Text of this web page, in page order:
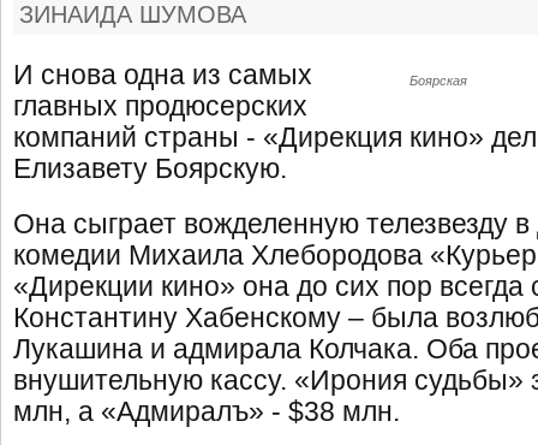
ЗИНАИДА ШУМОВА
Боярская
И снова одна из самых
главных продюсерских
компаний страны - «Дирекция кино»
Елизавету Боярскую.
Она сыграет вожделенную телезвезду в
комедии Михаила Хлебородова
«Дирекции кино» она до сих пор всегда
Константину Хабенскому – была
Лукашина и адмирала Колчака. Оба
внушительную кассу. «Ирония судьбы»
млн, а «Адмиралъ» - $38 млн.